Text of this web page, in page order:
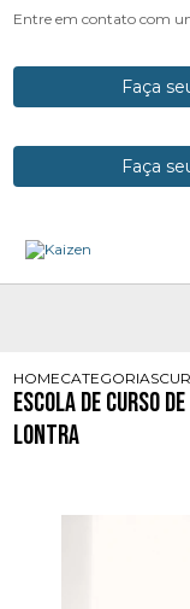
Entre em contato com
Faça
Faça
HOMECATEGORIAS
Escola de Curso
Lontra